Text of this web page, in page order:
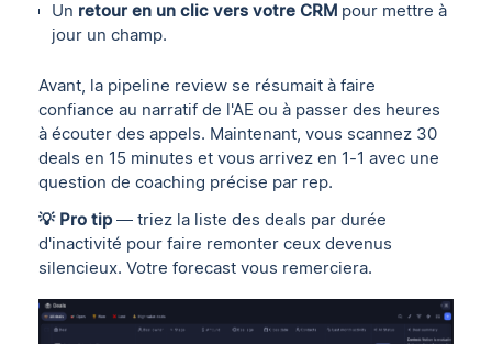
Un retour en un clic vers votre CRM pour mettre à
jour un champ.
Avant, la pipeline review se résumait à faire
confiance au narratif de l'AE ou à passer des heures
à écouter des appels. Maintenant, vous scannez 30
deals en 15 minutes et vous arrivez en 1-1 avec une
question de coaching précise par rep.
💡 Pro tip— triez la liste des deals par durée
d'inactivité pour faire remonter ceux devenus
silencieux. Votre forecast vous remerciera.